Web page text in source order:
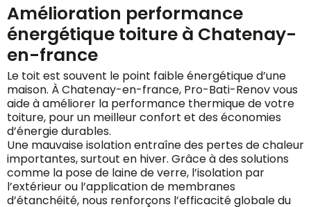
Amélioration performance
énergétique toiture à Chatenay-
en-france
Le toit est souvent le point faible énergétique d’une
maison. À Chatenay-en-france, Pro-Bati-Renov vous
aide à améliorer la performance thermique de votre
toiture, pour un meilleur confort et des économies
d’énergie durables.
Une mauvaise isolation entraîne des pertes de chaleur
importantes, surtout en hiver. Grâce à des solutions
comme la pose de laine de verre, l’isolation par
l’extérieur ou l’application de membranes
d’étanchéité, nous renforçons l’efficacité globale du